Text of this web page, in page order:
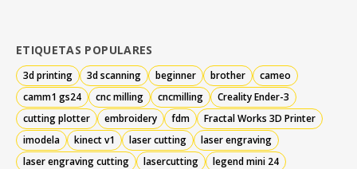
ETIQUETAS POPULARES
3d printing 3d scanning beginner brother
cameo
camm1 gs24
cnc milling cncmilling
Creality Ender-3
cutting plotter
embroidery fdm
Fractal Works 3D Printer
imodela
kinect v1 laser cutting
laser engraving
laser engraving cutting
lasercutting
legend mini 24